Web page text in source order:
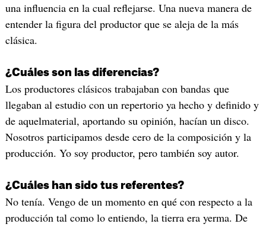
una influencia en la cual reflejarse. Una nueva manera de
entender la figura del productor que se aleja de la más
clásica.
¿Cuáles son las diferencias?
Los productores clásicos trabajaban con bandas que
llegaban al estudio con un repertorio ya hecho y definido y
de aquelmaterial, aportando su opinión, hacían un disco.
Nosotros participamos desde cero de la composición y la
producción. Yo soy productor, pero también soy autor.
¿Cuáles han sido tus referentes?
No tenía. Vengo de un momento en qué con respecto a la
producción tal como lo entiendo, la tierra era yerma. De